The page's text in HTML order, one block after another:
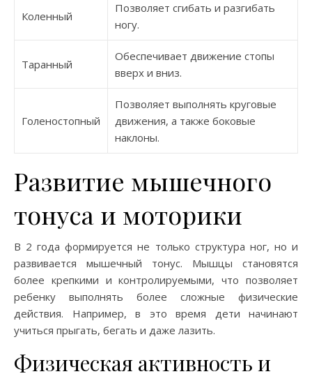
Коленный
Позволяет сгибать и разгибать
ногу.
Таранный
Обеспечивает движение стопы
вверх и вниз.
Голеностопный
Позволяет выполнять круговые
движения, а также боковые
наклоны.
Развитие мышечного
тонуса и моторики
В 2 года формируется не только структура ног, но и
развивается мышечный тонус. Мышцы становятся
более крепкими и контролируемыми, что позволяет
ребенку выполнять более сложные физические
действия. Например, в это время дети начинают
учиться прыгать, бегать и даже лазить.
Физическая активность и